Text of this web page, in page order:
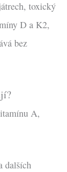
toxický
D a K2,
bez
A,
dalších